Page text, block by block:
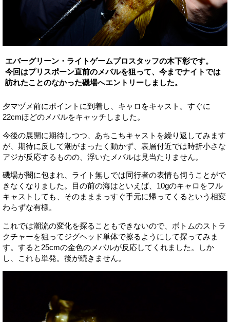
エバーグリーン・ライトゲームプロスタッフの木下彰です。
今回はプリスポーン直前のメバルを狙って、今までナイトでは
訪れたことのなかった磯場へエントリーしました。
夕マヅメ前にポイントに到着し、キャロをキャスト。すぐに
22cmほどのメバルをキャッチしました。
今後の展開に期待しつつ、あちこちキャストを繰り返してみます
が、期待に反して潮がまったく動かず、表層付近では時折小さな
アジが反応するものの、浮いたメバルは見当たりません。
磯場が闇に包まれ、ライト無しでは同行者の表情も伺うことがで
きなくなりました。目の前の海はといえば、10gのキャロをフル
キャストしても、そのまままっすぐ手元に帰ってくるという相変
わらずな有様。
これでは潮流の変化を探ることもできないので、ボトムのストラ
クチャーを狙ってジグヘッド単体で擦るようにして探ってみま
す。すると25cmの金色のメバルが反応してくれました。しか
し、これも単発。後が続きません。